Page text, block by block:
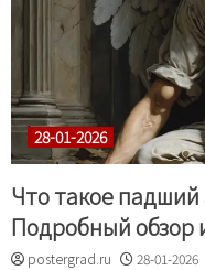
28-01-2026
Что такое падший
Подробный обзор
postergrad.ru 28-01-2026